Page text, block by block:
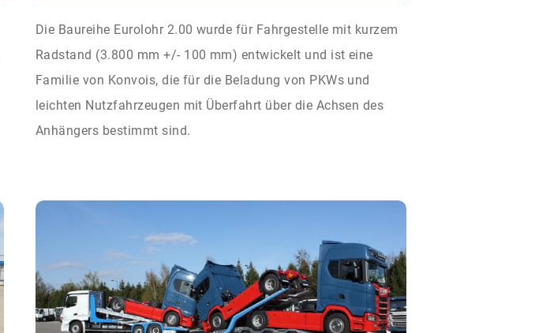
Die Baureihe Eurolohr 2.00 wurde für Fahrgestelle mit kurzem
Radstand (3.800 mm +/- 100 mm) entwickelt und ist eine
Familie von Konvois, die für die Beladung von PKWs und
leichten Nutzfahrzeugen mit Überfahrt über die Achsen des
Anhängers bestimmt sind.